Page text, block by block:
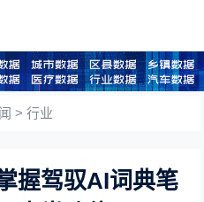
>行业
握驾驭AI词典笔